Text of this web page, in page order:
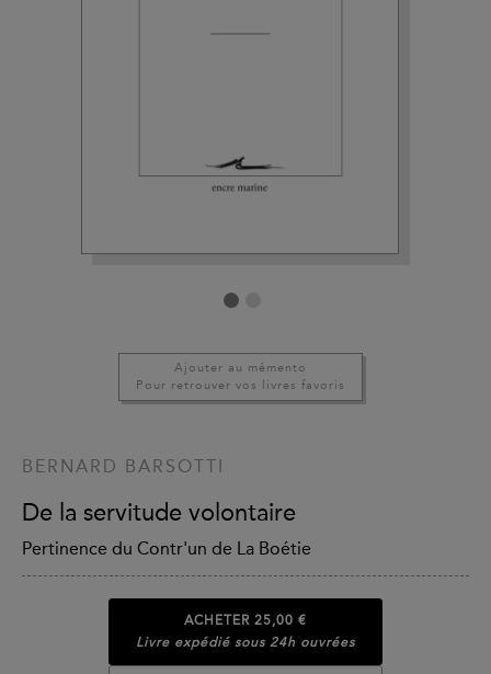
Ajouter au mémento
Pour retrouver vos livres favoris
BERNARD BARSOTTI
De la servitude volontaire
Pertinence du Contr'un de La Boétie
ACHETER 25,00 €
Livre expédié sous 24h ouvrées